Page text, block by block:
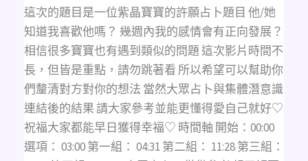
這次的題目是一位紫晶寶寶的許願占卜題目 他/她
知道我喜歡他嗎？ 幾週內我的感情會有正向發展？
相信很多寶寶也有遇到類似的問題 這次影片時間不
長，但皆是重點，請勿跳著看 所以希望可以幫助你
們釐清對方對你的想法 當然大眾占卜與集體潛意識
連結後的結果 請大家參考並能更懂得愛自己就好♡
祝福大家都能早日獲得幸福♡ 時間軸 開始：00:00
選項： 03:00 第一組： 04:31 第二組： 11:28 第三組：
戀/
曖
昧
中
可
測，
不
限
時
間，
不
限
性
別